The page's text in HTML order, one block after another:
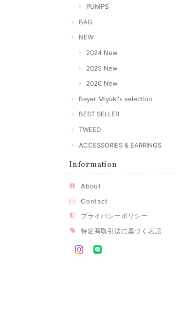
PUMPS
BAG
NEW
2024 New
2025 New
2026 New
Bayer Miyuki's selection
BEST SELLER
TWEED
ACCESSORIES & EARRINGS
Information
About
Contact
プライバシーポリシー
特定商取引法に基づく表記